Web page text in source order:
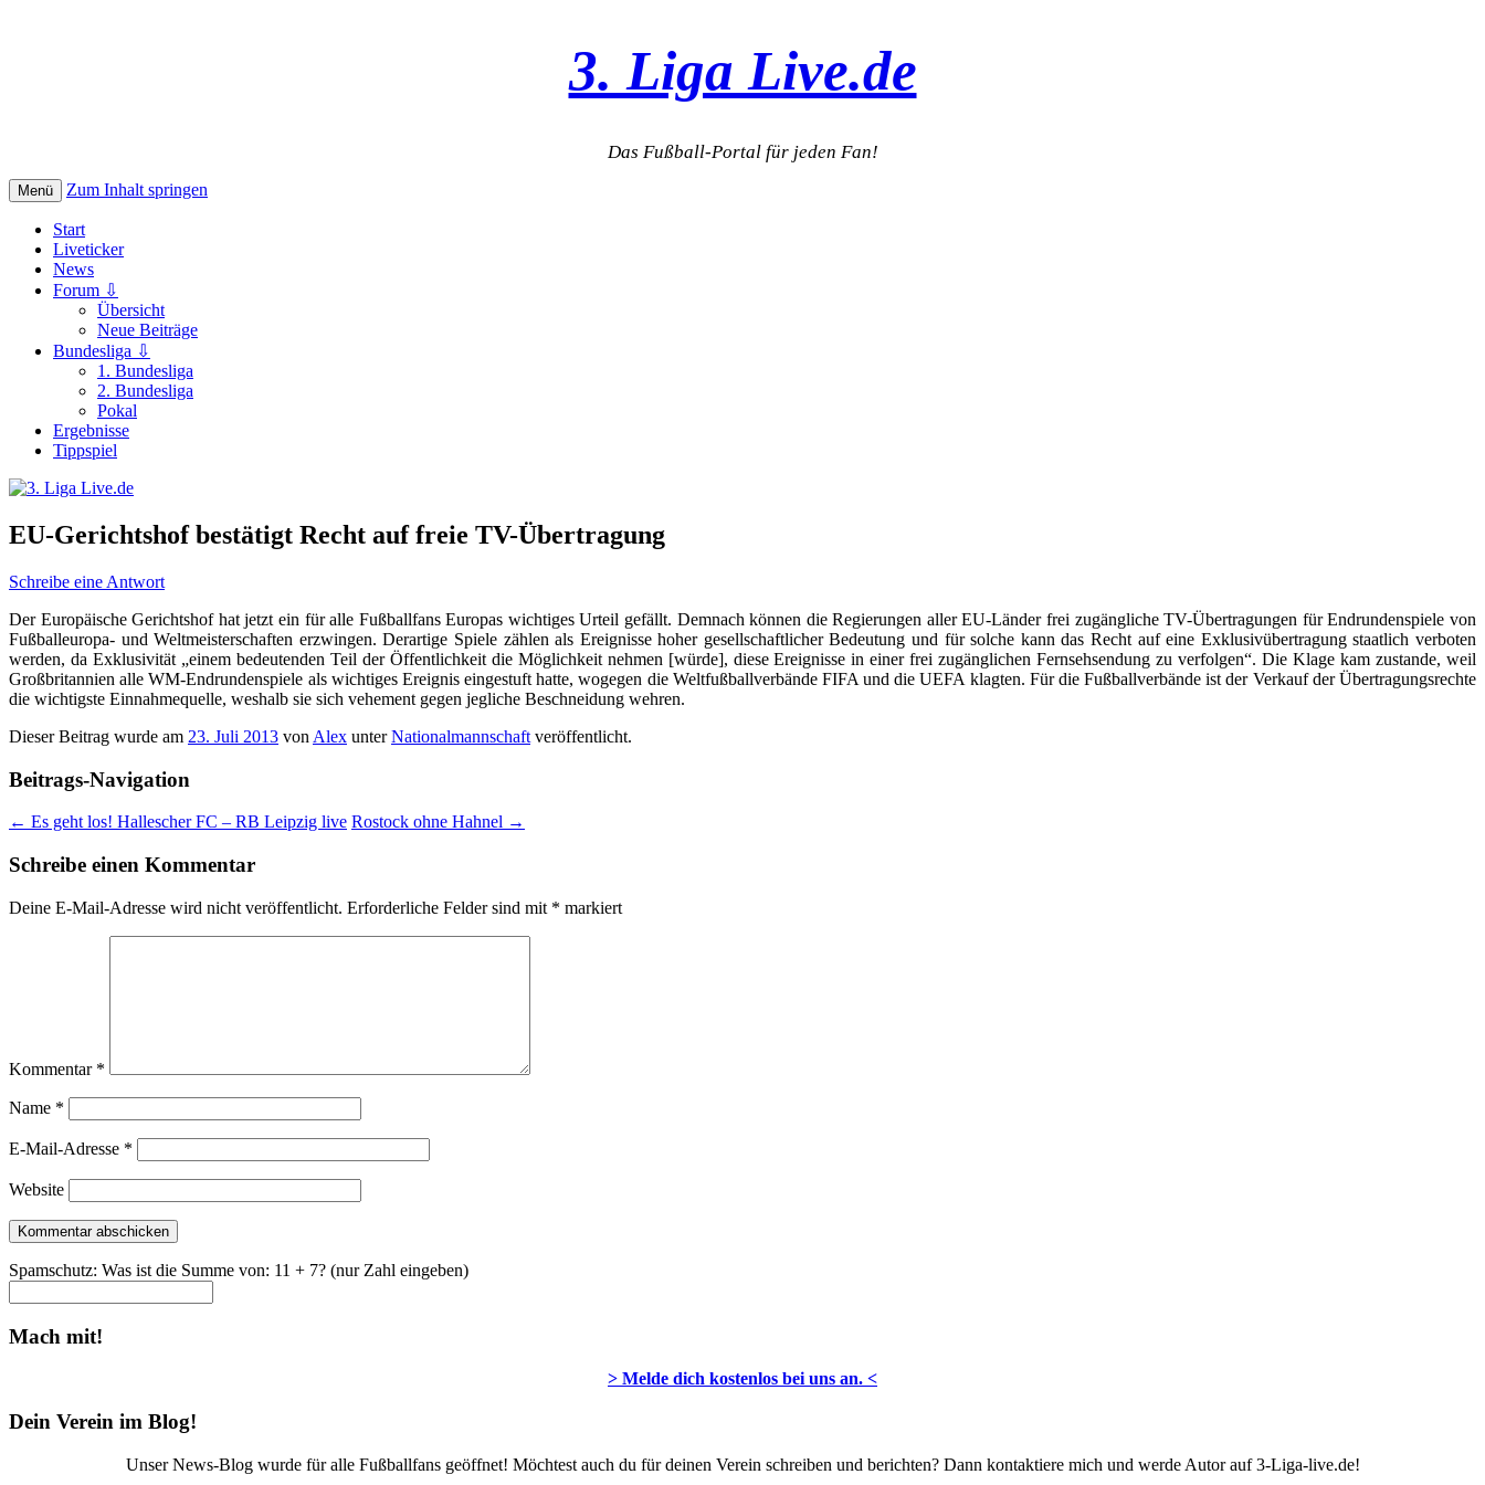
3. Liga Live.de
Das Fußball-Portal für jeden Fan!
Menü Zum Inhalt springen
Start
Liveticker
News
Forum ⇩
Übersicht
Neue Beiträge
Bundesliga ⇩
1. Bundesliga
2. Bundesliga
Pokal
Ergebnisse
Tippspiel
EU-Gerichtshof bestätigt Recht auf freie TV-Übertragung
Schreibe eine Antwort
Der Europäische Gerichtshof hat jetzt ein für alle Fußballfans Europas wichtiges Urteil gefällt. Demnach können die Regierungen aller EU-Länder frei zugängliche TV-Übertragungen für Endrundenspiele von
Fußballeuropa- und Weltmeisterschaften erzwingen. Derartige Spiele zählen als Ereignisse hoher gesellschaftlicher Bedeutung und für solche kann das Recht auf eine Exklusivübertragung staatlich verboten
werden, da Exklusivität „einem bedeutenden Teil der Öffentlichkeit die Möglichkeit nehmen [würde], diese Ereignisse in einer frei zugänglichen Fernsehsendung zu verfolgen“. Die Klage kam zustande, weil
Großbritannien alle WM-Endrundenspiele als wichtiges Ereignis eingestuft hatte, wogegen die Weltfußballverbände FIFA und die UEFA klagten. Für die Fußballverbände ist der Verkauf der Übertragungsrechte
die wichtigste Einnahmequelle, weshalb sie sich vehement gegen jegliche Beschneidung wehren.
Dieser Beitrag wurde am 23. Juli 2013 von Alex unterNationalmannschaft veröffentlicht.
Beitrags-Navigation
← Es geht los! Hallescher FC – RB Leipzig live Rostock ohne Hahnel →
Schreibe einen Kommentar
Deine E-Mail-Adresse wird nicht veröffentlicht. Erforderliche Felder sind mit * markiert
Kommentar *
Name *
E-Mail-Adresse *
Website
Spamschutz: Was ist die Summe von: 11 + 7? (nur Zahl eingeben)
Mach mit!
> Melde dich kostenlos bei uns an. <
Dein Verein im Blog!
Unser News-Blog wurde für alle Fußballfans geöffnet! Möchtest auch du für deinen Verein schreiben und berichten? Dann kontaktiere mich und werde Autor auf 3-Liga-live.de!